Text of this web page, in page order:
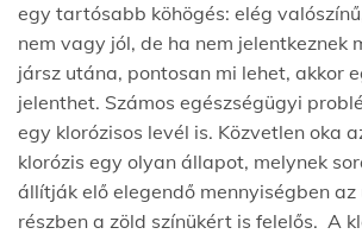
egy tartósabb köhögés: elég
nem vagy jól, de ha nem jelentkeznek
jársz utána, pontosan mi lehet, akkor
jelenthet. Számos egészségügyi
egy klorózisos levél is. Közvetlen oka
klorózis egy olyan állapot, melynek
állítják elő elegendő mennyiségben az
részben a zöld színükért is felelős. A